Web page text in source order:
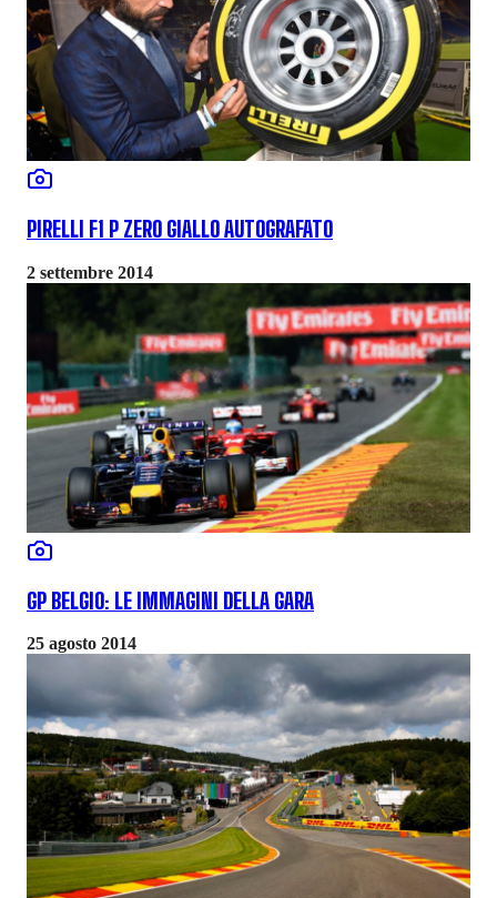
PIRELLI F1 P ZERO GIALLO AUTOGRAFATO
2 settembre 2014
GP BELGIO: LE IMMAGINI DELLA GARA
25 agosto 2014